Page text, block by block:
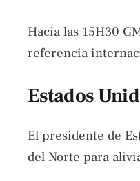
Hacia las 15H30
referencia
Estados
El presidente de
del Norte para